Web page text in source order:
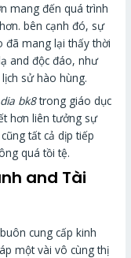
mang đến quá trình
bên cạnh đó, sự
mang lại thấy thời
and độc đáo, như
sử hào hùng.
bk8trong giáo dục
hơn liên tưởng sự
tất cả dịp tiếp
quá tồi tệ.
and Tài
cung cấp kinh
một vài vô cùng thị